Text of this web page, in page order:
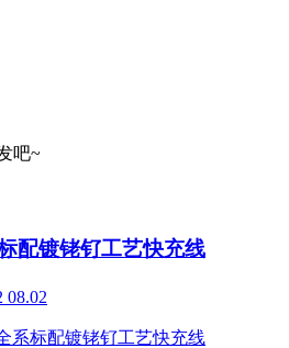
吧~
配镀铑钌工艺快充线
08.02